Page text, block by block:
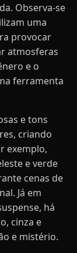
Observa-se
uma
provocar
atmosferas
e o
ferramenta
e tons
criando
exemplo,
e verde
cenas de
Já em
há
cinza e
e mistério.